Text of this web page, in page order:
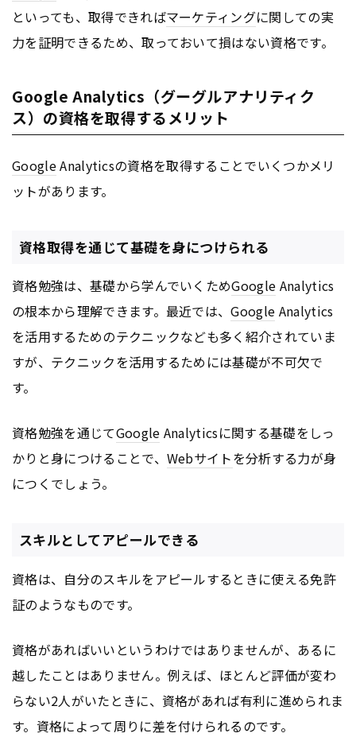
といっても、取得できればマーケティングに関しての実
力を証明できるため、取っておいて損はない資格です。
Google Analytics（グーグルアナリティク
ス）の資格を取得するメリット
GoogleAnalyticsの資格を取得することでいくつかメリ
ットがあります。
資格取得を通じて基礎を身につけられる
資格勉強は、基礎から学んでいくためGoogle Analytics
の根本から理解できます。最近では、Google Analytics
を活用するためのテクニックなども多く紹介されていま
すが、テクニックを活用するためには基礎が不可欠で
す。
資格勉強を通じてGoogle Analyticsに関する基礎をしっ
かりと身につけることで、 Webサイトを分析する力が身
につくでしょう。
スキルとしてアピールできる
資格は、自分のスキルをアピールするときに使える免許
証のようなものです。
資格があればいいというわけではありませんが、あるに
越したことはありません。例えば、ほとんど評価が変わ
らない2人がいたときに、資格があれば有利に進められま
す。資格によって周りに差を付けられるのです。